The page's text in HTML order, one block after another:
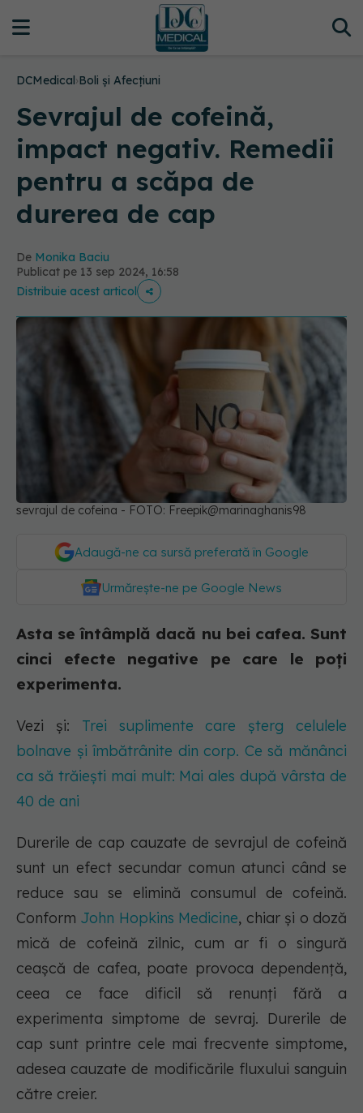
DCMedical›Boli și Afecțiuni
Sevrajul de cofeină,
impact negativ. Remedii
pentru a scăpa de
durerea de cap
De Monika Baciu
Publicat pe 13 sep 2024, 16:58
Distribuie acest articol
sevrajul de cofeina - FOTO: Freepik@marinaghanis98
Adaugă-ne ca sursă preferată în Google
Urmărește-ne pe Google News
Asta se întâmplă dacă nu bei cafea. Sunt
cinci efecte negative pe care le poți
experimenta.
Vezi și: Trei suplimente care șterg celulele
bolnave și îmbătrânite din corp. Ce să mănânci
ca să trăiești mai mult: Mai ales după vârsta de
40 de ani
Durerile de cap cauzate de sevrajul de cofeină
sunt un efect secundar comun atunci când se
reduce sau se elimină consumul de cofeină.
Conform John Hopkins Medicine, chiar și o doză
mică de cofeină zilnic, cum ar fi o singură
ceașcă de cafea, poate provoca dependență,
ceea ce face dificil să renunți fără a
experimenta simptome de sevraj. Durerile de
cap sunt printre cele mai frecvente simptome,
adesea cauzate de modificările fluxului sanguin
către creier.